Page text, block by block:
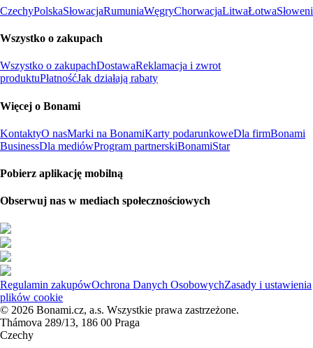
CzechyPolskaSłowacjaRumuniaWęgryChorwacjaLitwaŁotwa
Wszystko o zakupach
Wszystko o zakupachDostawaReklamacja i zwrot
produktuPłatnośćJak działają rabaty
Więcej o Bonami
KontaktyO nasMarki na BonamiKarty podarunkoweDla firmBonami
BusinessDla mediówProgram partnerskiBonamiStar
Pobierz aplikację mobilną
Obserwuj nas w mediach społecznościowych
Regulamin zakupówOchrona Danych OsobowychZasady i ustawienia
plików cookie
© 2026 Bonami.cz, a.s. Wszystkie prawa zastrzeżone.
Thámova 289/13, 186 00 Praga
Czechy